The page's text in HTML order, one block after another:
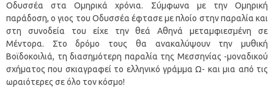
Οδυσσέα στα Ομηρικά χρόνια. Σύμφωνα με την Ομηρική
παράδοση, ο γιος του Οδυσσέα έφτασε με πλοίο στην παραλία και
στη συνοδεία του είχε την θεά Αθηνά μεταμφιεσμένη σε
Μέντορα. Στο δρόμο τους θα ανακαλύψουν την μυθική
Βοϊδοκοιλιά, τη διασημότερη παραλία της Μεσσηνίας -μοναδικού
σχήματος που σκιαγραφεί το ελληνικό γράμμα Ω- και μια από τις
ωραιότερες σε όλο τον κόσμο!